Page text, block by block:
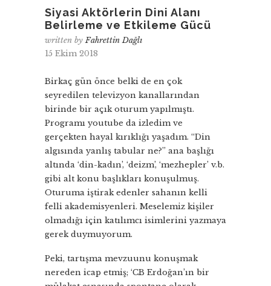
Siyasi Aktörlerin Dini Alanı
Belirleme ve Etkileme Gücü
written byFahrettin Dağlı
15 Ekim 2018
Birkaç gün önce belki de en çok
seyredilen televizyon kanallarından
birinde bir açık oturum yapılmıştı.
Programı youtube da izledim ve
gerçekten hayal kırıklığı yaşadım. “Din
algısında yanlış tabular ne?” ana başlığı
altında ‘din-kadın’, ‘deizm’, ‘mezhepler’ v.b.
gibi alt konu başlıkları konuşulmuş.
Oturuma iştirak edenler sahanın kelli
felli akademisyenleri. Meselemiz kişiler
olmadığı için katılımcı isimlerini yazmaya
gerek duymuyorum.
Peki, tartışma mevzuunu konuşmak
nereden icap etmiş; ‘CB Erdoğan’ın bir